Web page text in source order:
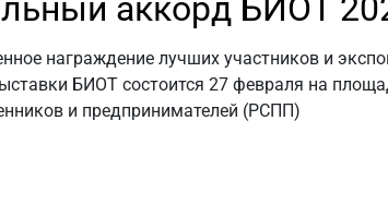
аккорд БИОТ
награждение лучших участников и
БИОТ состоится 27 февраля на
и предпринимателей (РСПП)